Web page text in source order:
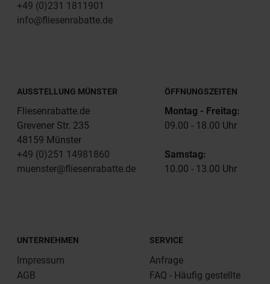
+49 (0)231 1811901
info@fliesenrabatte.de
AUSSTELLUNG MÜNSTER
Fliesenrabatte.de
Grevener Str. 235
48159 Münster
+49 (0)251 14981860
muenster@fliesenrabatte.de
ÖFFNUNGSZEITEN
Montag - Freitag:
09.00 - 18.00 Uhr
Samstag:
10.00 - 13.00 Uhr
UNTERNEHMEN
Impressum
AGB
SERVICE
Anfrage
FAQ - Häufig gestellte